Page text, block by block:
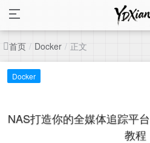
首页 / Docker / 正文
Docker
NAS打造你的全媒体追踪平
教程